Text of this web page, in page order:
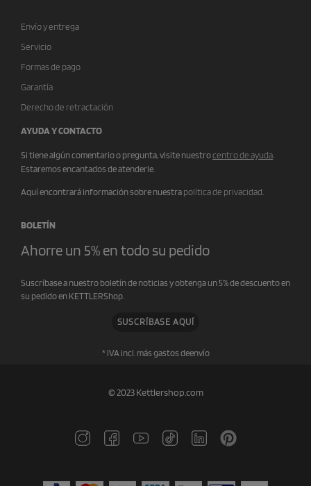
Envío y entrega
Servicio
Formas de pago
Garantía
Derecho de retractación
AYUDA Y CONTACTO
Si tiene algún comentario o pregunta, visite nuestrocentro de ayuda
Estaremos encantados de atenderle.
Aquí encontrará información sobre nuestra política de privacidad
BOLETÍN
Ahorre un 5% en todo su pedido
Suscríbase a nuestro boletín de noticias y obtenga un 5% de descuento en
su pedido en KETTLERShop.
SUSCRÍBASE AQUÍ
* IVA incl. más gastos deenvío
© 2023 Kettlershop.com